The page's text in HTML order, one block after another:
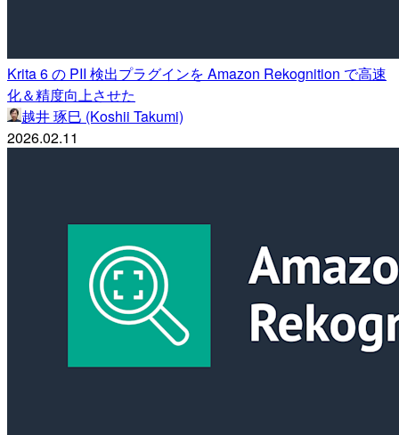
Krita 6 の PII 検出プラグインを Amazon Rekognition で高速
化＆精度向上させた
越井 琢巳 (Koshii Takumi)
2026.02.11